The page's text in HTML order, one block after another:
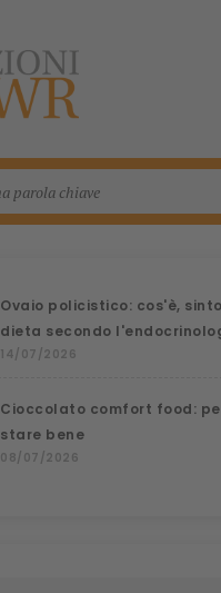
Ovaio policistico: cos'è,
dieta secondo
14/07/2026
Cioccolato comfort food:
stare bene
08/07/2026